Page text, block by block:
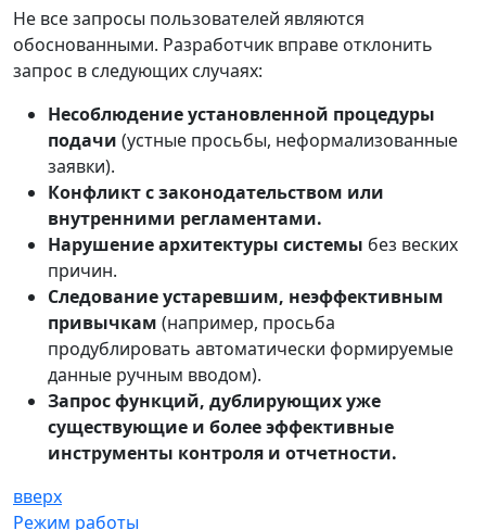
Не все запросы пользователей являются
обоснованными. Разработчик вправе отклонить
запрос в следующих случаях:
Несоблюдение установленной процедуры
подачи (устные просьбы, неформализованные
заявки).
Конфликт с законодательством или
внутренними регламентами.
Нарушение архитектуры системы без веских
причин.
Следование устаревшим, неэффективным
привычкам (например, просьба
продублировать автоматически формируемые
данные ручным вводом).
Запрос функций, дублирующих уже
существующие и более эффективные
инструменты контроля и отчетности.
вверх
Режим работы